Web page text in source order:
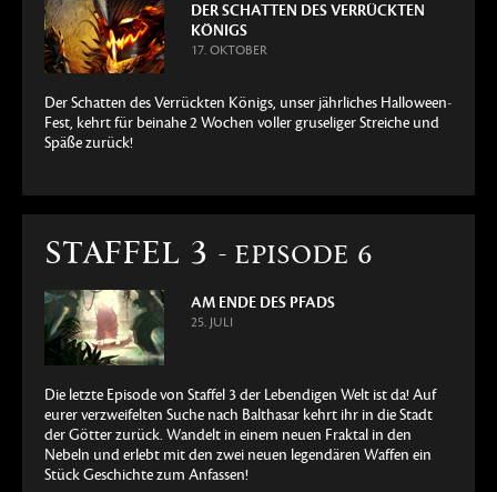
DER SCHATTEN DES VERRÜCKTEN
KÖNIGS
17. OKTOBER
Der Schatten des Verrückten Königs, unser jährliches Halloween-
Fest, kehrt für beinahe 2 Wochen voller gruseliger Streiche und
Späße zurück!
STAFFEL 3 - EPISODE 6
AM ENDE DES PFADS
25. JULI
Die letzte Episode von Staffel 3 der Lebendigen Welt ist da! Auf
eurer verzweifelten Suche nach Balthasar kehrt ihr in die Stadt
der Götter zurück. Wandelt in einem neuen Fraktal in den
Nebeln und erlebt mit den zwei neuen legendären Waffen ein
Stück Geschichte zum Anfassen!